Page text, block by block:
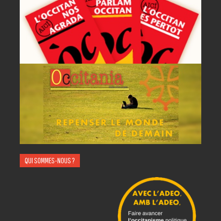
QUI SOMMES-NOUS ?